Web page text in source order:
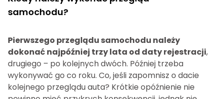
samochodu?
Pierwszego przeglądu samochodu należy
dokonać najpóźniej trzy lata od daty rejestracji,
drugiego – po kolejnych dwóch. Później trzeba
wykonywać go co roku. Co, jeśli zapomnisz o dacie
kolejnego przeglądu auta? Krótkie opóźnienie nie